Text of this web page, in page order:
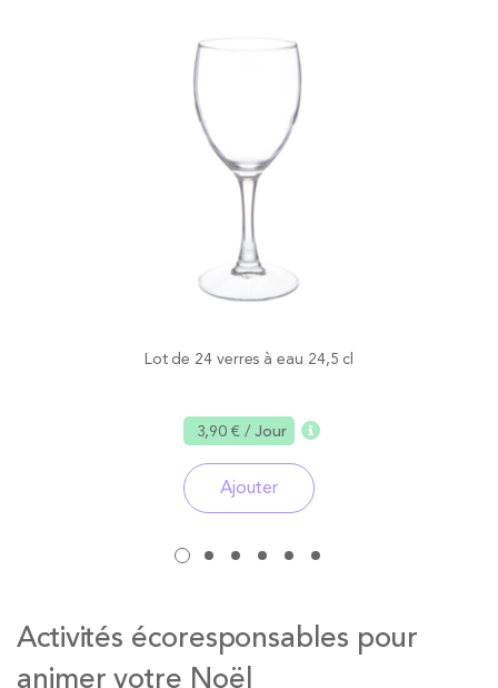
Lot de 24 verres à eau 24,5 cl
3,90 €/ Jour
Ajouter
Activités écoresponsables pour
animer votre Noël